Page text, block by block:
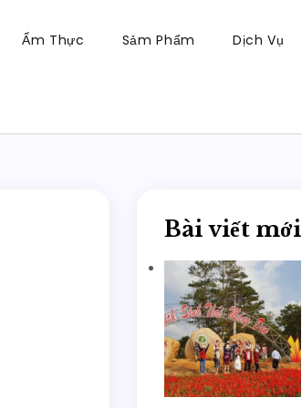
Ẩm Thực Sảm Phẩm Dịch Vụ
Bài viết mới